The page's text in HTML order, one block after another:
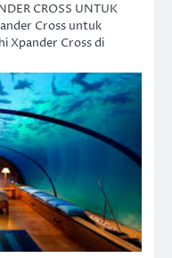
CROSS UNTUK
Cross untuk
Xpander Cross di